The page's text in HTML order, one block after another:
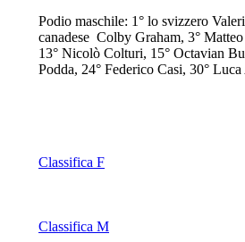
Podio maschile: 1° lo svizzero
canadese Colby Graham, 3°
13° Nicolò Colturi, 15° Octavian
Podda, 24° Federico Casi, 30°
Classifica F
Classifica M